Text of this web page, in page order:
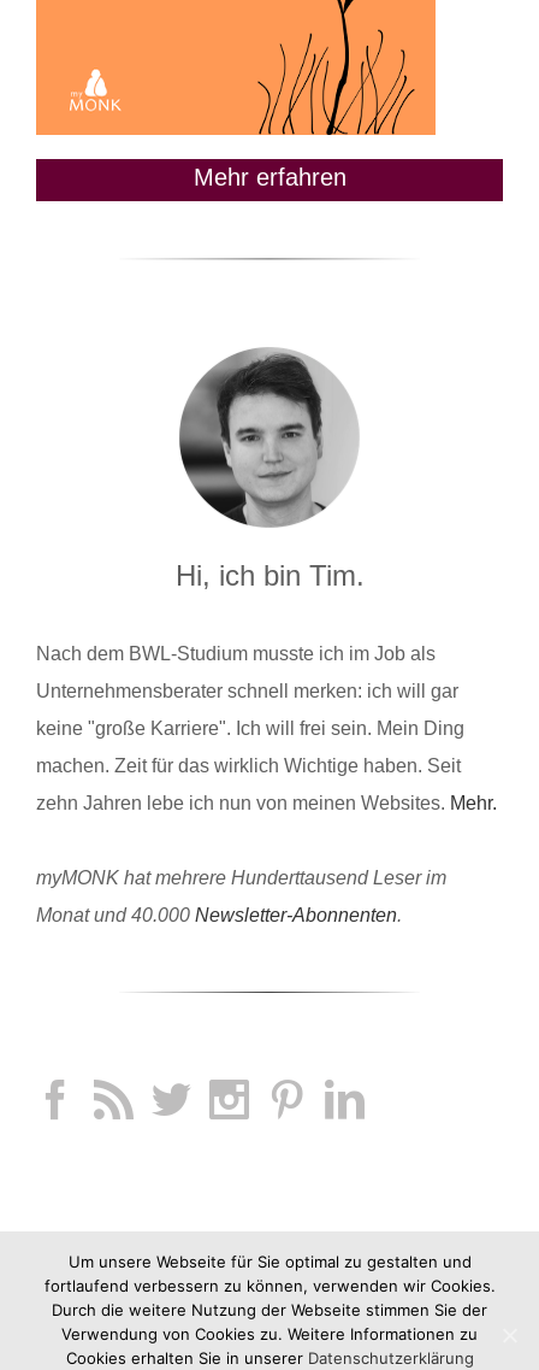
Mehr erfahren
Hi, ich bin Tim.
Nach dem BWL-Studium musste ich im Job als
Unternehmensberater schnell merken: ich will gar
keine "große Karriere". Ich will frei sein. Mein Ding
machen. Zeit für das wirklich Wichtige haben. Seit
zehn Jahren lebe ich nun von meinen Websites. Mehr.
myMONK hat mehrere Hunderttausend Leser im
Monat und 40.000 Newsletter-Abonnenten.
Um unsere Webseite für Sie optimal zu gestalten und
fortlaufend verbessern zu können, verwenden wir Cookies.
Durch die weitere Nutzung der Webseite stimmen Sie der
Verwendung von Cookies zu. Weitere Informationen zu
Cookies erhalten Sie in unserer Datenschutzerklärung